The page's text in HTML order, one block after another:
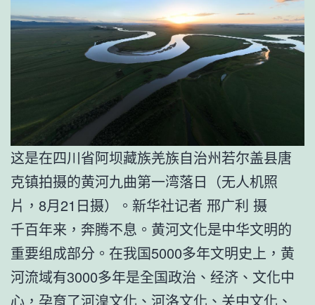
这是在四川省阿坝藏族羌族自治州若尔盖县唐
克镇拍摄的黄河九曲第一湾落日（无人机照
片，8月21日摄）。新华社记者 邢广利 摄
千百年来，奔腾不息。黄河文化是中华文明的
重要组成部分。在我国5000多年文明史上，黄
河流域有3000多年是全国政治、经济、文化中
心，孕育了河湟文化、河洛文化、关中文化、